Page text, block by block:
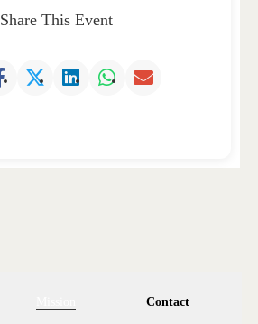
Share This Event
Contact